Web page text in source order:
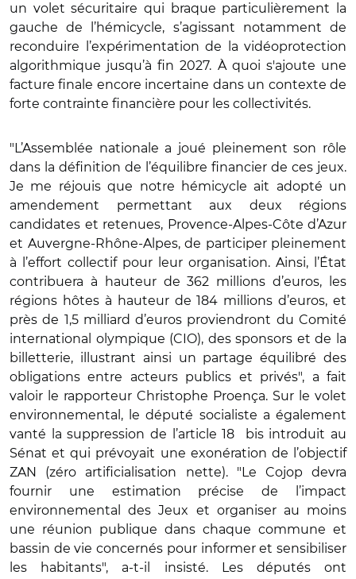
un volet sécuritaire qui braque particulièrement la
gauche de l’hémicycle, s’agissant notamment de
reconduire l’expérimentation de la vidéoprotection
algorithmique jusqu’à fin 2027. À quoi s'ajoute une
facture finale encore incertaine dans un contexte de
forte contrainte financière pour les collectivités.
"L’Assemblée nationale a joué pleinement son rôle
dans la définition de l’équilibre financier de ces jeux.
Je me réjouis que notre hémicycle ait adopté un
amendement permettant aux deux régions
candidates et retenues, Provence-Alpes-Côte d’Azur
et Auvergne-Rhône-Alpes, de participer pleinement
à l’effort collectif pour leur organisation. Ainsi, l’État
contribuera à hauteur de 362 millions d’euros, les
régions hôtes à hauteur de 184 millions d’euros, et
près de 1,5 milliard d’euros proviendront du Comité
international olympique (CIO), des sponsors et de la
billetterie, illustrant ainsi un partage équilibré des
obligations entre acteurs publics et privés", a fait
valoir le rapporteur Christophe Proença. Sur le volet
environnemental, le député socialiste a également
vanté la suppression de l’article 18 bis introduit au
Sénat et qui prévoyait une exonération de l’objectif
ZAN (zéro artificialisation nette). "Le Cojop devra
fournir une estimation précise de l’impact
environnemental des Jeux et organiser au moins
une réunion publique dans chaque commune et
bassin de vie concernés pour informer et sensibiliser
les habitants", a-t-il insisté. Les députés ont